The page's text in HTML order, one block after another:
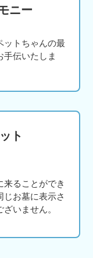
ニー
ットちゃんの最
手伝いたしま
ト
ることができ
じお墓に表示さ
いません。